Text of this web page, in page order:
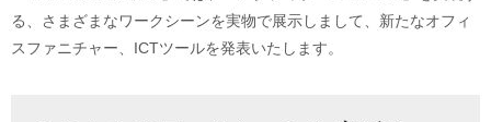
る、さまざまなワークシーンを実物で展示しまして、新たなオフィ
スファニチャー、ICTツールを発表いたします。